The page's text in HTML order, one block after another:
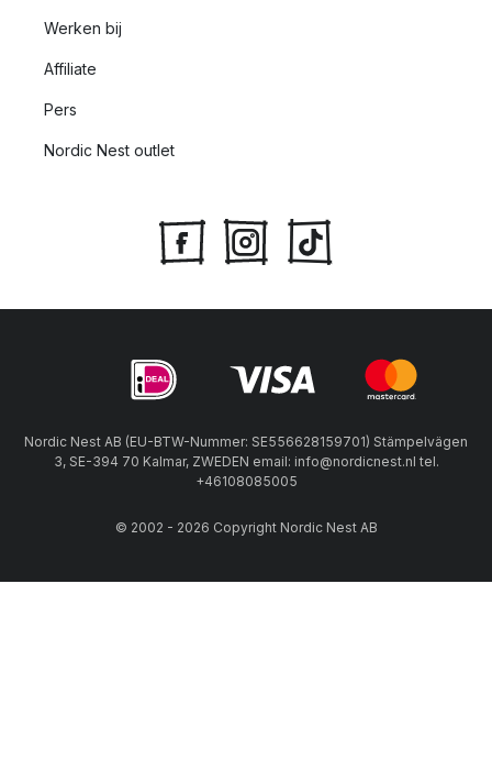
Werken bij
Affiliate
Pers
Nordic Nest outlet
Nordic Nest AB (EU-BTW-Nummer: SE556628159701) Stämpelvägen
3, SE-394 70 Kalmar, ZWEDEN email: info@nordicnest.nl tel.
+46108085005
© 2002 - 2026 Copyright Nordic Nest AB